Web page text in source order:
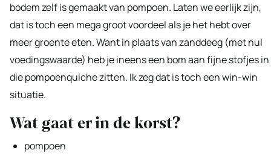
bodem zelf is gemaakt van pompoen. Laten we eerlijk zijn,
dat is toch een mega groot voordeel als je het hebt over
meer groente eten. Want in plaats van zanddeeg (met nul
voedingswaarde) heb je ineens een bom aan fijne stofjes in
die pompoenquiche zitten. Ik zeg dat is toch een win-win
situatie.
Wat gaat er in de korst?
pompoen